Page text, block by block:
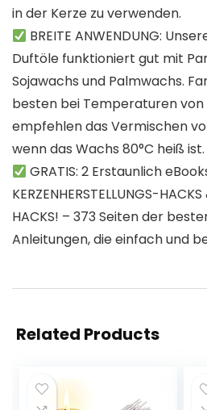
in der Kerze zu verwenden.
BREITE ANWENDUNG:
Duftöle funktioniert gut mit
Sojawachs und Palmwachs.
besten bei Temperaturen von
empfehlen das Vermischen
wenn das Wachs 80°C heiß ist.
GRATIS: 2 Erstaunlich
KERZENHERSTELLUNGS-
HACKS! – 373 Seiten der
Anleitungen, die einfach und
Related Products